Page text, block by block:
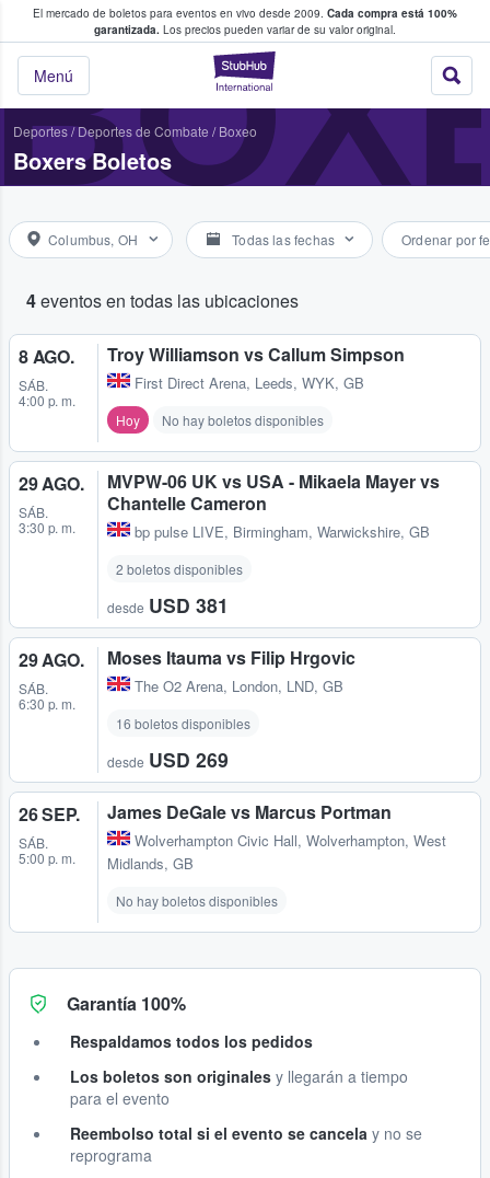
El mercado de boletos para eventos en vivo desde 2009. Cada compra está 100%
garantizada. Los precios pueden variar de su valor original.
StubHub: donde
Menú
fans compran y venden boletos
Deportes/Deportes de Combate / Boxeo
Boxers Boletos
Columbus, OH Todas las fechas Ordenar por
4eventos en todas las ubicaciones
8 AGO.
SÁB.
4:00 p. m.
Troy Williamson vs Callum Simpson
First Direct Arena, Leeds, WYK, GB
Hoy No hay boletos disponibles
29 AGO.
SÁB.
3:30 p. m.
MVPW-06 UK vs USA - Mikaela Mayer vs
Chantelle Cameron
bp pulse LIVE, Birmingham, Warwickshire, GB
2 boletos disponibles
desde USD 381
29 AGO.
SÁB.
6:30 p. m.
Moses Itauma vs Filip Hrgovic
The O2 Arena, London, LND, GB
16 boletos disponibles
desde USD 269
26 SEP.
SÁB.
5:00 p. m.
James DeGale vs Marcus Portman
Wolverhampton Civic Hall, Wolverhampton, West
Midlands, GB
No hay boletos disponibles
Garantía 100%
Respaldamos todos los pedidos
Los boletos son originales y llegarán a tiempo
para el evento
Reembolso total si el evento se cancela y no se
reprograma